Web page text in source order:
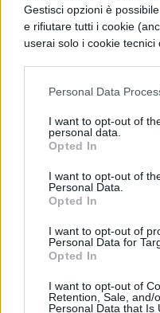
Gestisci opzioni è
e rifiutare tutti i cookie
userai solo i cookie tecnici
Personal Data
I want to opt-out of
personal data.
Opted In
I want to opt-out of
Personal Data.
Opted In
I want to opt-out of
Personal Data for
Opted In
I want to opt-out of
Retention, Sale, and/
Personal Data that Is
Il secondo
Pixelè il loro
Infatti qui,
panorama
immagini dai
scatti più
Google Pixel,
compagni
di un iPhone.
Quindi ilGoogle